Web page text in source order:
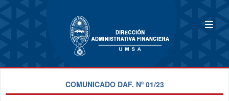
COMUNICADO DAF. Nº 01/23